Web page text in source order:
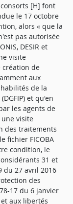
[H] font
le 17 octobre
alors « que la
pas autorisée
DESIR et
visite
création de
aux
de la
et qu'en
les agents de
visite
des traitements
fichier FICOBA
condition, le
31 et
du 27 avril 2016
des
17 du 6 janvier
aux libertés